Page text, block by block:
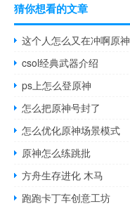
猜你想看的文章
这个人怎么又在冲啊原神
csol经典武器介绍
ps上怎么登原神
怎么把原神号封了
怎么优化原神场景模式
原神怎么练跳批
方舟生存进化 木马
跑跑卡丁车创意工坊